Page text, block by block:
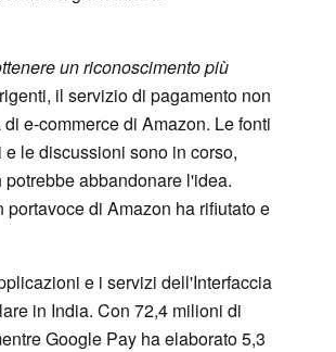
un riconoscimento più
il servizio di pagamento non
e-commerce di Amazon. Le fonti
le discussioni sono in corso,
abbandonare l'idea.
di Amazon ha rifiutato e
e i servizi dell'Interfaccia
in India. Con 72,4 milioni di
Google Pay ha elaborato 5,3